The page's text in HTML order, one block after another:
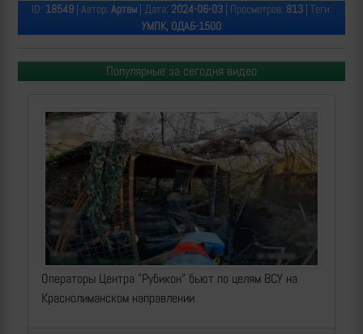
ID: 18549| Автор: Артем| Дата: 2024-06-03| Просмотров: 813| Теги:
УМПК, ОДАБ-1500
Популярные за сегодня видео
Операторы Центра "Рубикон" бьют по целям ВСУ на
Краснолиманском направлении